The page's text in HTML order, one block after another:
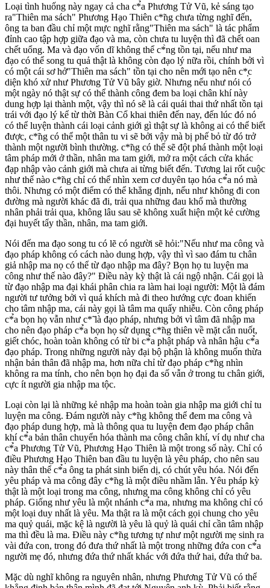
Loại tình huống này ngay cả cha c*̉a Phương Tử Vũ, kẻ sáng tạo
ra"Thiên ma sách" Phương Hạo Thiên c*̃ng chưa từng nghĩ đến,
ông ta ban đầu chỉ một mực nghĩ rằng"Thiên ma sách" là tác phẩm
đỉnh cao tập hợp giữa đạo và ma, còn chưa tu luyện thì đã chết oan
chết uổng. Ma và đạo vốn dĩ không thể c*̀ng tồn tại, nếu như ma
đạo có thể song tu quả thật là không còn đạo lý nữa rồi, chính bởi vì
có một cái sơ hở"Thiên ma sách" tồn tại cho nên mới tạo nên c*̣c
diện khó xử như Phương Tử Vũ bây giờ. Nhưng nếu như nói có
một ngày nó thật sự có thể thành công đem ba loại chân khí này
dung hợp lại thành một, vậy thì nó sẽ là cái quái thai thứ nhất tồn tại
trái với đạo lý kể từ thời Bàn Cổ khai thiên đến nay, đến lúc đó nó
có thể luyện thành cái loại cảnh giới gì thật sự là không ai có thể biết
được, c*̃ng có thể một thân tu vi sẽ bởi vậy mà bị phế bỏ từ đó trở
thành một người bình thường. c*̃ng có thể sẽ đột phá thành một loại
tâm pháp mới ở thần, nhân ma tam giới, mở ra một cách cửa khác
đạp nhập vào cảnh giới mà chưa ai từng biết đến. Tương lai rốt cuộc
như thế nào c*̃ng chỉ có thể nhìn xem cơ duyên tạo hóa c*̉a nó mà
thôi. Nhưng có một điểm có thể khẳng định, nếu như không đi con
đường mà người khác đã đi, trải qua những đau khổ mà thường
nhân phải trải qua, không lâu sau sẽ không xuất hiện một kẻ cường
đại huyết tẩy thần, nhân, ma tam giới.
Nói đến ma đạo song tu có lẽ có người sẽ hỏi:"Nếu như ma công và
đạo pháp không có cách nào dung hợp, vậy thì vì sao đám tu chân
giả nhập ma nọ có thể từ đạo nhập ma đây? Bọn họ tu luyện ma
công như thế nào đây?" Điều này kỳ thật là cái ngộ nhận. Cái gọi là
từ đạo nhập ma đại khái phân chia ra làm hai loại người: Một là đám
người tư tưởng bởi vì quá khích mà đi theo hướng cực đoan khiến
cho tâm nhập ma, cái này gọi là tâm ma quấy nhiễu. Còn công pháp
c*̉a bọn họ vẫn như c*̃ là đạo pháp, nhưng bởi vì tâm đã nhập ma
cho nên đạo pháp c*̉a bọn họ sử dụng c*̃ng thiên về mặt cắn nuốt,
giết chóc, hoàn toàn không có từ bi c*̉a phật pháp và nhân hậu c*̉a
đạo pháp. Trong những người này đại bộ phận là không muốn thừa
nhận bản thân đã nhập ma, hơn nữa chỉ từ đạo pháp c*̃ng nhìn
không ra ma tính, cho nên bọn họ đại đa số vẫn ở trong tu chân giới,
cực ít người gia nhập ma tộc.
Loại còn lại là những kẻ nhập ma hoàn toàn gia nhập ma giới chỉ tu
luyện ma công. Đám người này c*̃ng không thể đem ma công và
đạo pháp dung hợp, mà là thông qua tu luyện đem đạo pháp chân
khí c*̉a bản thân chuyển hóa thành ma công chân khí, ví dụ như cha
c*̉a Phương Tử Vũ, Phương Hạo Thiên là một trong số này. Chỉ có
điều Phương Hạo Thiên ban đầu tu luyện là yêu pháp, cho nên sau
này thân thể c*̉a ông ta phát sinh biến dị, có chút yêu hóa. Nói đến
yêu pháp và ma công đây c*̃ng là một điều nhầm lẫn. Yêu pháp kỳ
thật là một loại trong ma công, nhưng ma công không chỉ có yêu
pháp. Giống như yêu là một nhánh c*̉a ma, nhưng ma không chỉ có
một loại duy nhất là yêu. Ma thật ra là một cách gọi chung cho yêu
ma quỷ quái, mặc kệ là người là yêu là quỷ là quái chỉ cần tâm nhập
ma thì đều là ma. Điều này c*̃ng tương tự như một người mẹ sinh ra
vài đứa con, trong đó đưa thứ nhất là một trong những đứa con c*̉a
người mẹ đó, nhưng đứa thứ nhất khác với đứa thứ hai, đứa thứ ba.
Mặc dù nghĩ không ra nguyên nhân, nhưng Phương Tử Vũ có thể